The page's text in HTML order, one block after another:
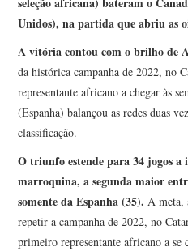
Unidos), na partida que abriu as
A vitória contou com o brilho de
da histórica campanha de 2022, no
representante africano a chegar às
(Espanha) balançou as redes duas
classificação.
O triunfo estende para 34 jogos
marroquina, a segunda maior
somente da Espanha (35). A meta,
repetir a campanha de 2022, no
primeiro representante africano a